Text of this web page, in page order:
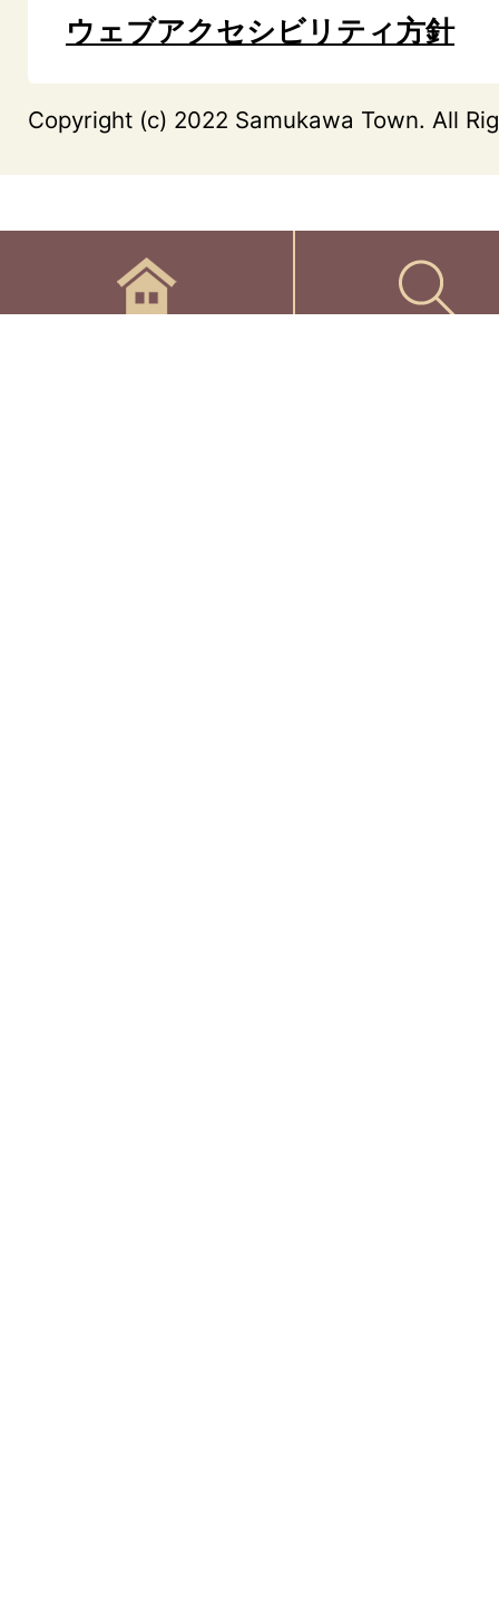
ウェブアクセシビリティ方針
Copyright (c) 2022 Samukawa Town. All